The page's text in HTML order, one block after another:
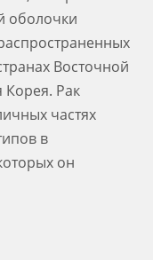
оболочки
Восточной
Корея. Рак
частях
в
он